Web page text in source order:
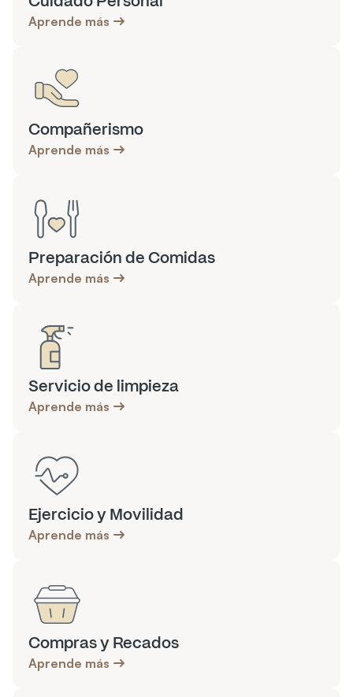
Aprende más
Compañerismo
Aprende más
Preparación de Comidas
Aprende más
Servicio de limpieza
Aprende más
Ejercicio y Movilidad
Aprende más
Compras y Recados
Aprende más